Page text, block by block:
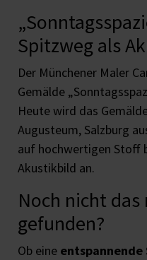
Spitzweg als
Der Münchener Maler
Gemälde
Heute wird das
Augusteum, Salzburg
auf hochwertigen Stoff
Akustikbild an.
Noch nicht
gefunden?
Ob eine entspannende